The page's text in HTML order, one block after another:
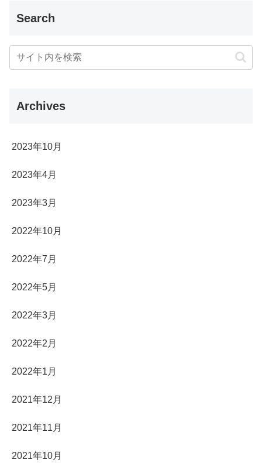
Search
Archives
2023年10月
2023年4月
2023年3月
2022年10月
2022年7月
2022年5月
2022年3月
2022年2月
2022年1月
2021年12月
2021年11月
2021年10月